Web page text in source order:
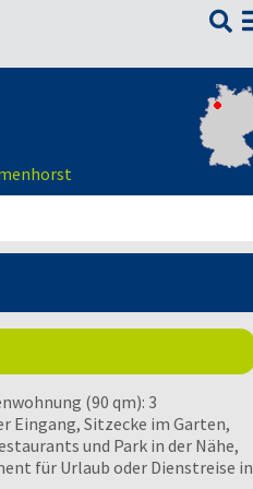

(90 qm): 3
Eingang, Sitzecke im Garten,
und Park in der Nähe,
für Urlaub oder Dienstreise in